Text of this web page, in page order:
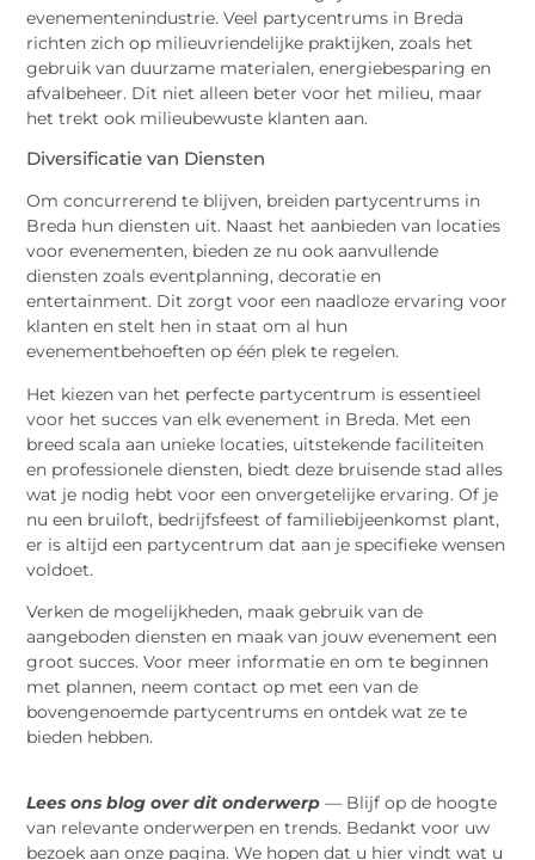
evenementenindustrie. Veel partycentrums in Breda
richten zich op milieuvriendelijke praktijken, zoals het
gebruik van duurzame materialen, energiebesparing en
afvalbeheer. Dit niet alleen beter voor het milieu, maar
het trekt ook milieubewuste klanten aan.
Diversificatie van Diensten
Om concurrerend te blijven, breiden partycentrums in
Breda hun diensten uit. Naast het aanbieden van locaties
voor evenementen, bieden ze nu ook aanvullende
diensten zoals eventplanning, decoratie en
entertainment. Dit zorgt voor een naadloze ervaring voor
klanten en stelt hen in staat om al hun
evenementbehoeften op één plek te regelen.
Het kiezen van het perfecte partycentrum is essentieel
voor het succes van elk evenement in Breda. Met een
breed scala aan unieke locaties, uitstekende faciliteiten
en professionele diensten, biedt deze bruisende stad alles
wat je nodig hebt voor een onvergetelijke ervaring. Of je
nu een bruiloft, bedrijfsfeest of familiebijeenkomst plant,
er is altijd een partycentrum dat aan je specifieke wensen
voldoet.
Verken de mogelijkheden, maak gebruik van de
aangeboden diensten en maak van jouw evenement een
groot succes. Voor meer informatie en om te beginnen
met plannen, neem contact op met een van de
bovengenoemde partycentrums en ontdek wat ze te
bieden hebben.
Lees ons blog over dit onderwerp— Blijf op de hoogte
van relevante onderwerpen en trends. Bedankt voor uw
bezoek aan onze pagina. We hopen dat u hier vindt wat u